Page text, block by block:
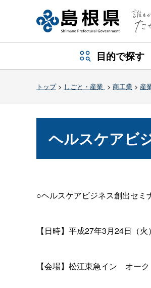
目的で探す
トップ> しごと・産業 > 商工業 > 産
ヘルスケアビ
○ヘルスケアビジネス創出セミ
【日時】平成27年3月24日（
【会場】松江東急イ ン オー